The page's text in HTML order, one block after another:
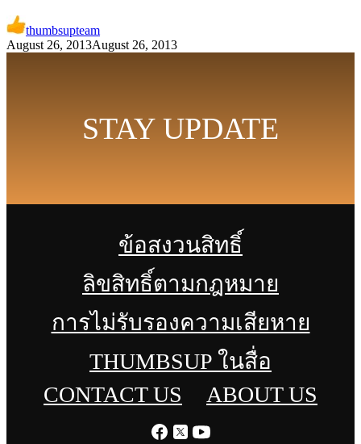
thumbsupteam
August 26, 2013August 26, 2013
STAY UPDATE
ข้อสงวนสิทธิ์
ลิขสิทธิ์ตามกฎหมาย
การไม่รับรองความเสียหาย
THUMBSUP ในสื่อ
CONTACT US
ABOUT US